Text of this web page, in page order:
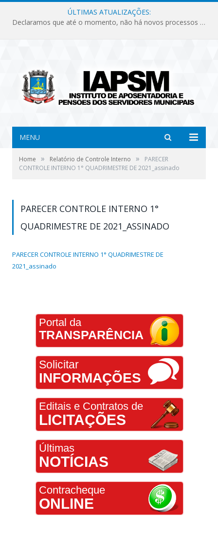
ÚLTIMAS ATUALIZAÇÕES:
Declaramos que até o momento, não há novos processos licitatórios para o Instituto de Previdência no ano de 2026.
MENU
Home » Relatório de Controle Interno »
PARECER
CONTROLE INTERNO 1° QUADRIMESTRE DE 2021_assinado
PARECER CONTROLE INTERNO 1°
QUADRIMESTRE DE 2021_ASSINADO
PARECER CONTROLE INTERNO 1° QUADRIMESTRE DE
2021_assinado
Portal da
TRANSPARÊNCIA
Solicitar
INFORMAÇÕES
Editais e Contratos de
LICITAÇÕES
Últimas
NOTÍCIAS
Contracheque
ONLINE